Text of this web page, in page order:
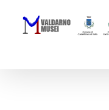
content